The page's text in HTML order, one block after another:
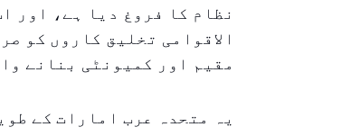
نظام کا فروغ دیا ہے، اور
الاقوامی تخلیق کاروں کو
مقیم اور کمیونٹی بنانے
یہ متحدہ عرب امارات کے